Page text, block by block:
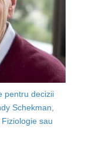
pentru decizii
Schekman,
sau